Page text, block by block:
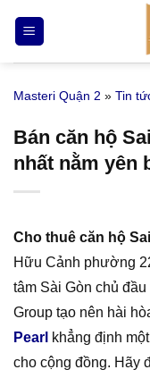
qua
nội
Masteri Quận 2 » Tin
Bán căn hộ
nhất nằm yên
Cho thuê căn hộ
Hữu Cảnh phường
tâm Sài Gòn chủ
Group tạo nên hài
Pearl khẳng định
cho cộng đồng. Hãy